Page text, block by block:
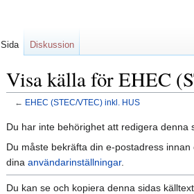
Visa källa för EHEC
← EHEC (STEC/VTEC) inkl. HUS
Hoppa
till
navigering
Hoppa
till
sök
Du har inte behörighet att redigera denna
Du måste bekräfta din e-postadress
dina användarinställningar.
Du kan se och kopiera denna sidas
Sida Diskussion